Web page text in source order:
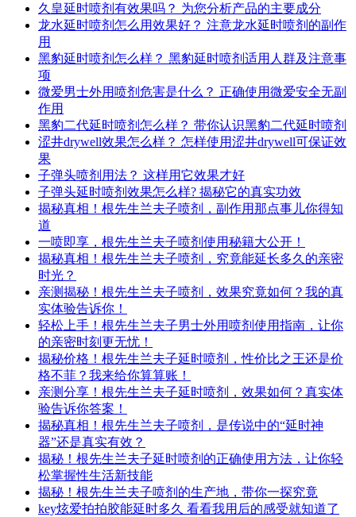
久皇延时喷剂有效果吗？ 为您分析产品的主要成分
龙水延时喷剂怎么用效果好？ 注意龙水延时喷剂的副作
用
黑豹延时喷剂怎么样？ 黑豹延时喷剂适用人群及注意事
项
微爱男士外用喷剂危害是什么？ 正确使用微爱安全无副
作用
黑豹二代延时喷剂怎么样？ 带你认识黑豹二代延时喷剂
涩井drywell效果怎么样？ 怎样使用涩井drywell可保证效
果
子弹头喷剂用法？ 这样用它效果才好
子弹头延时喷剂效果怎么样? 揭秘它的真实功效
揭秘真相！根先生兰夫子喷剂，副作用那点事儿你得知
道
一喷即享，根先生兰夫子喷剂使用秘籍大公开！
揭秘真相！根先生兰夫子喷剂，究竟能延长多久的亲密
时光？
亲测揭秘！根先生兰夫子喷剂，效果究竟如何？我的真
实体验告诉你！
轻松上手！根先生兰夫子男士外用喷剂使用指南，让你
的亲密时刻更无忧！
揭秘价格！根先生兰夫子延时喷剂，性价比之王还是价
格不菲？我来给你算算账！
亲测分享！根先生兰夫子延时喷剂，效果如何？真实体
验告诉你答案！
揭秘真相！根先生兰夫子喷剂，是传说中的“延时神
器”还是真实有效？
揭秘！根先生兰夫子延时喷剂的正确使用方法，让你轻
松掌握性生活新技能
揭秘！根先生兰夫子喷剂的生产地，带你一探究竟
key炫爱拍拍胶能延时多久 看看我用后的感受就知道了